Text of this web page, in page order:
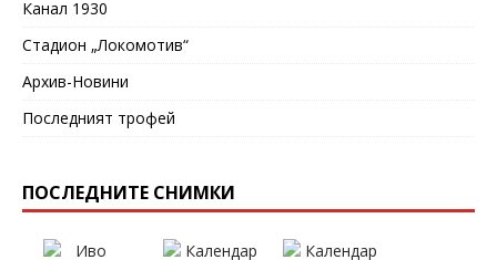
Канал 1930
Стадион „Локомотив“
Архив-Новини
Последният трофей
ПОСЛЕДНИТЕ СНИМКИ